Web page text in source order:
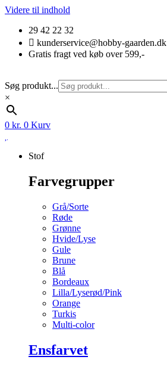
Videre til indhold
29 42 22 32
kunderservice@hobby-gaarden.dk
Gratis fragt ved køb over 599,-
Søg produkt...
×
0 kr. 0 Kurv
Stof
Farvegrupper
Grå/Sorte
Røde
Grønne
Hvide/Lyse
Gule
Brune
Blå
Bordeaux
Lilla/Lyserød/Pink
Orange
Turkis
Multi-color
Ensfarvet